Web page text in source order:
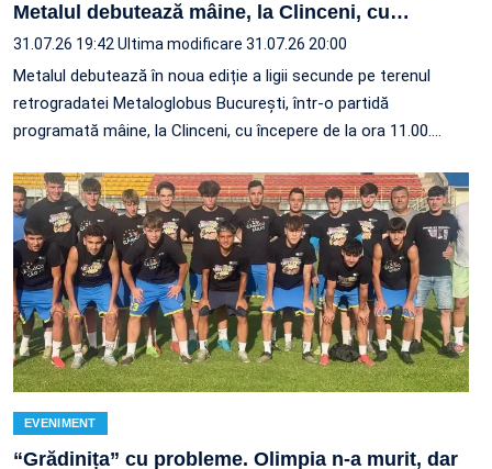
Metalul debutează mâine, la Clinceni, cu…
31.07.26 19:42 Ultima modificare 31.07.26 20:00
Metalul debutează în noua ediție a ligii secunde pe terenul
retrogradatei Metaloglobus București, într-o partidă
programată mâine, la Clinceni, cu începere de la ora 11.00.…
EVENIMENT
“Grădinița” cu probleme. Olimpia n-a murit, dar